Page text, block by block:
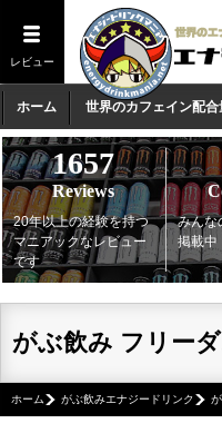
レビュー
ホーム 世界のカフェイン配
1657
Reviews
20年以上の経験を持つ
マニアックなレビュー
です
みんな
掲載中
がぶ飲み フリー
ホーム がぶ飲みエナジードリンク